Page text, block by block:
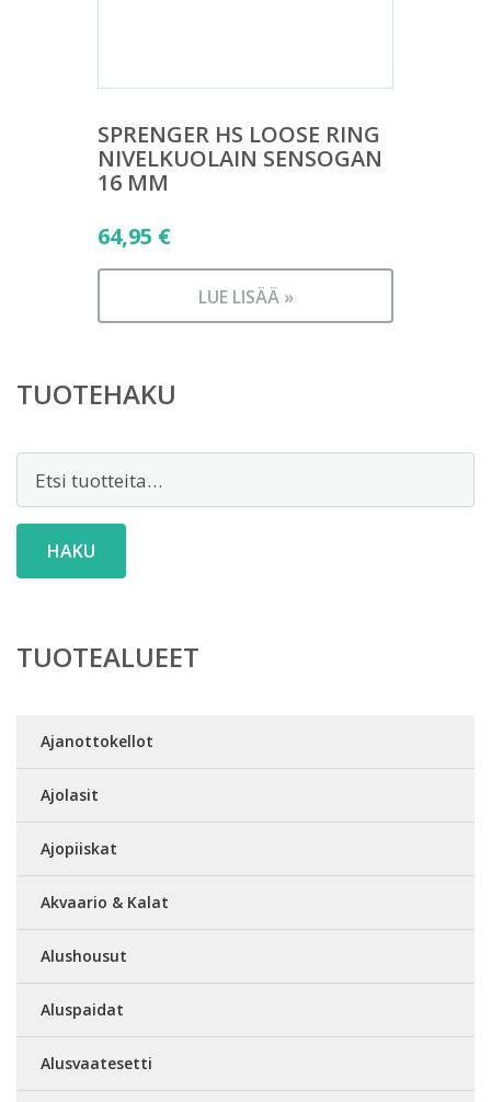
SPRENGER HS LOOSE RING
NIVELKUOLAIN SENSOGAN
16 MM
64,95 €
LUE LISÄÄ »
TUOTEHAKU
HAKU
TUOTEALUEET
Ajanottokellot
Ajolasit
Ajopiiskat
Akvaario & Kalat
Alushousut
Aluspaidat
Alusvaatesetti